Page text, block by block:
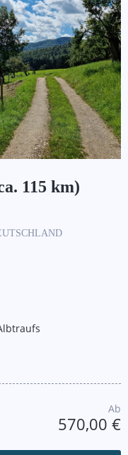
115 km)
Ab
570,00 €